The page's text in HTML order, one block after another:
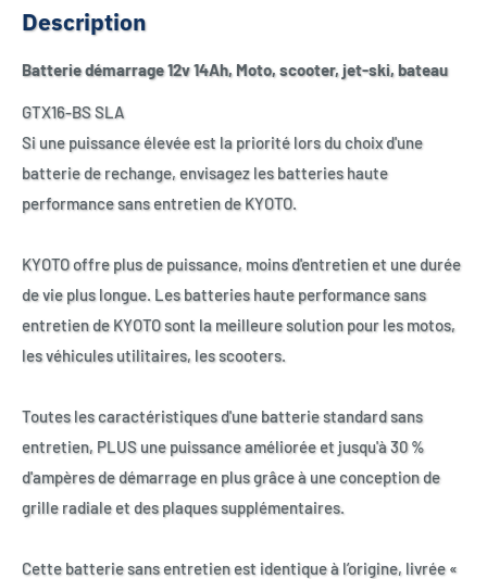
Description
Batterie démarrage 12v 14Ah, Moto, scooter, jet-ski, bateau
GTX16-BS SLA
Si une puissance élevée est la priorité lors du choix d'une
batterie de rechange, envisagez les batteries haute
performance sans entretien de KYOTO.
KYOTO offre plus de puissance, moins d'entretien et une durée
de vie plus longue. Les batteries haute performance sans
entretien de KYOTO sont la meilleure solution pour les motos,
les véhicules utilitaires, les scooters.
Toutes les caractéristiques d'une batterie standard sans
entretien, PLUS une puissance améliorée et jusqu'à 30 %
d'ampères de démarrage en plus grâce à une conception de
grille radiale et des plaques supplémentaires.
Cette batterie sans entretien est identique à l’origine, livrée «